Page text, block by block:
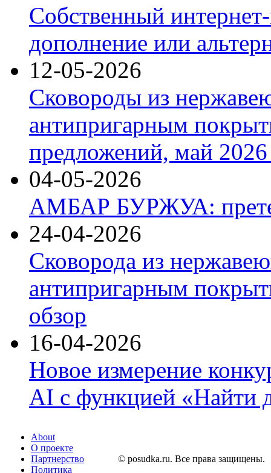
Собственный
дополнение или
12-05-2026
Сковороды из
антипригарным
предложений, май 2026
04-05-2026
АМБАР БУРЖУА:
24-04-2026
Сковорода из
антипригарным
обзор
16-04-2026
Новое измерение
AI с функцией «Найти
About
О проекте
Партнерство
Политика
© posudka.ru. Все права защищены.